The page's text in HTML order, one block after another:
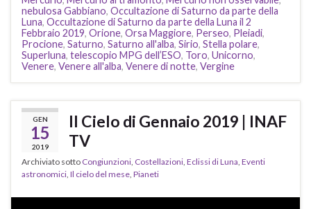
nebulosa Gabbiano, Occultazione di Saturno da parte della
Luna, Occultazione di Saturno da parte della Luna il 2
Febbraio 2019, Orione, Orsa Maggiore, Perseo, Pleiadi,
Procione, Saturno, Saturno all'alba, Sirio, Stella polare,
Superluna, telescopio MPG dell’ESO, Toro, Unicorno,
Venere, Venere all'alba, Venere di notte, Vergine
GEN
15
2019
Il Cielo di Gennaio 2019 | INAF
TV
Archiviato sotto Congiunzioni, Costellazioni, Eclissi di Luna, Eventi
astronomici, Il cielo del mese, Pianeti